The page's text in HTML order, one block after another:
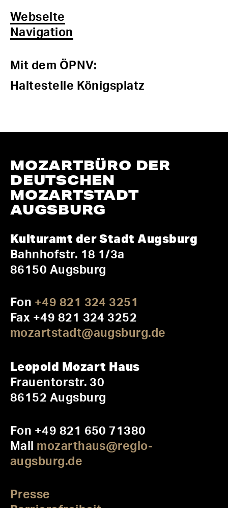
Webseite
Navigation
Mit dem ÖPNV:
Haltestelle Königsplatz
MOZARTBÜRO DER
DEUTSCHEN
MOZARTSTADT
AUGSBURG
Kulturamt der Stadt Augsburg
Bahnhofstr. 18 1/3a
86150 Augsburg
Fon +49 821 324 3251
Fax +49 821 324 3252
mozartstadt@augsburg.de
Leopold Mozart Haus
Frauentorstr. 30
86152 Augsburg
Fon +49 821 650 71380
Mail mozarthaus@regio-
augsburg.de
Presse